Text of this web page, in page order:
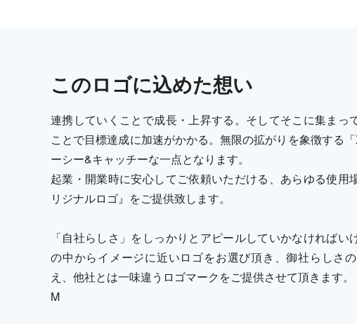
このロゴに込めた想い
連携していくことで成長・上昇する。そしてそこに集まっ
ことで目標達成に加速がかかる。無限の拡がりを象徴する
ーシー&キャッチーな一点となります。
起業・開業時に安心してご依頼いただける、あらゆる使用
リジナルロゴ』をご提供致します。
「自社らしさ」をしっかりとアピールしていかなければい
の中からイメージに近いロゴをお選び頂き、御社らしさ
え、他社とは一味違うロゴマークをご提供させて頂きます。
M